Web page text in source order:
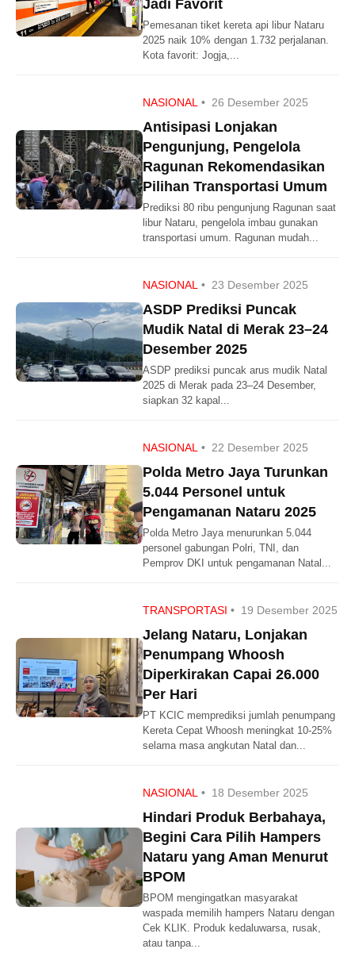
Jadi Favorit
Pemesanan tiket kereta api libur Nataru
2025 naik 10% dengan 1.732 perjalanan.
Kota favorit: Jogja,...
NASIONAL • 26 Desember 2025
Antisipasi Lonjakan
Pengunjung, Pengelola
Ragunan Rekomendasikan
Pilihan Transportasi Umum
Prediksi 80 ribu pengunjung Ragunan saat
libur Nataru, pengelola imbau gunakan
transportasi umum. Ragunan mudah...
NASIONAL • 23 Desember 2025
ASDP Prediksi Puncak
Mudik Natal di Merak 23–24
Desember 2025
ASDP prediksi puncak arus mudik Natal
2025 di Merak pada 23–24 Desember,
siapkan 32 kapal...
NASIONAL • 22 Desember 2025
Polda Metro Jaya Turunkan
5.044 Personel untuk
Pengamanan Nataru 2025
Polda Metro Jaya menurunkan 5.044
personel gabungan Polri, TNI, dan
Pemprov DKI untuk pengamanan Natal...
TRANSPORTASI • 19 Desember 2025
Jelang Nataru, Lonjakan
Penumpang Whoosh
Diperkirakan Capai 26.000
Per Hari
PT KCIC memprediksi jumlah penumpang
Kereta Cepat Whoosh meningkat 10-25%
selama masa angkutan Natal dan...
NASIONAL • 18 Desember 2025
Hindari Produk Berbahaya,
Begini Cara Pilih Hampers
Nataru yang Aman Menurut
BPOM
BPOM mengingatkan masyarakat
waspada memilih hampers Nataru dengan
Cek KLIK. Produk kedaluwarsa, rusak,
atau tanpa...